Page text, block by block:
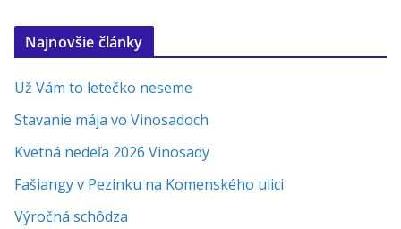
Najnovšie články
Už Vám to letečko neseme
Stavanie mája vo Vinosadoch
Kvetná nedeľa 2026 Vinosady
Fašiangy v Pezinku na Komenského ulici
Výročná schôdza